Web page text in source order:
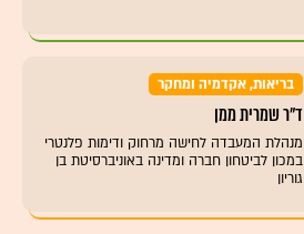
בריאות, אקדמיה ומחקר
ד״ר שמרית ממן
מנהלת המעבדה לחישה מרחוק ודימות פלנטרי
במכון לביטחון חברה ומדינה באוניברסיטת בן
גוריון